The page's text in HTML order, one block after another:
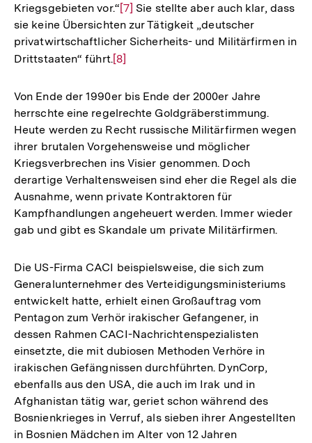
Kriegsgebieten vor.“Zur
Auflösung
der
Fußnote
[7] Sie stellte aber auch klar, dass
sie keine Übersichten zur Tätigkeit „deutscher
privatwirtschaftlicher Sicherheits- und Militärfirmen in
Drittstaaten“ führt.Zur
der
Fußnote
[8]
Von Ende der 1990er bis Ende der 2000er Jahre
herrschte eine regelrechte Goldgräberstimmung.
Heute werden zu Recht russische Militärfirmen wegen
ihrer brutalen Vorgehensweise und möglicher
Kriegsverbrechen ins Visier genommen. Doch
derartige Verhaltensweisen sind eher die Regel als die
Ausnahme, wenn private Kontraktoren für
Kampfhandlungen angeheuert werden. Immer wieder
gab und gibt es Skandale um private Militärfirmen.
Die US-Firma CACI beispielsweise, die sich zum
Generalunternehmer des Verteidigungsministeriums
entwickelt hatte, erhielt einen Großauftrag vom
Pentagon zum Verhör irakischer Gefangener, in
dessen Rahmen CACI-Nachrichtenspezialisten
einsetzte, die mit dubiosen Methoden Verhöre in
irakischen Gefängnissen durchführten. DynCorp,
ebenfalls aus den USA, die auch im Irak und in
Afghanistan tätig war, geriet schon während des
Bosnienkrieges in Verruf, als sieben ihrer Angestellten
in Bosnien Mädchen im Alter von 12 Jahren